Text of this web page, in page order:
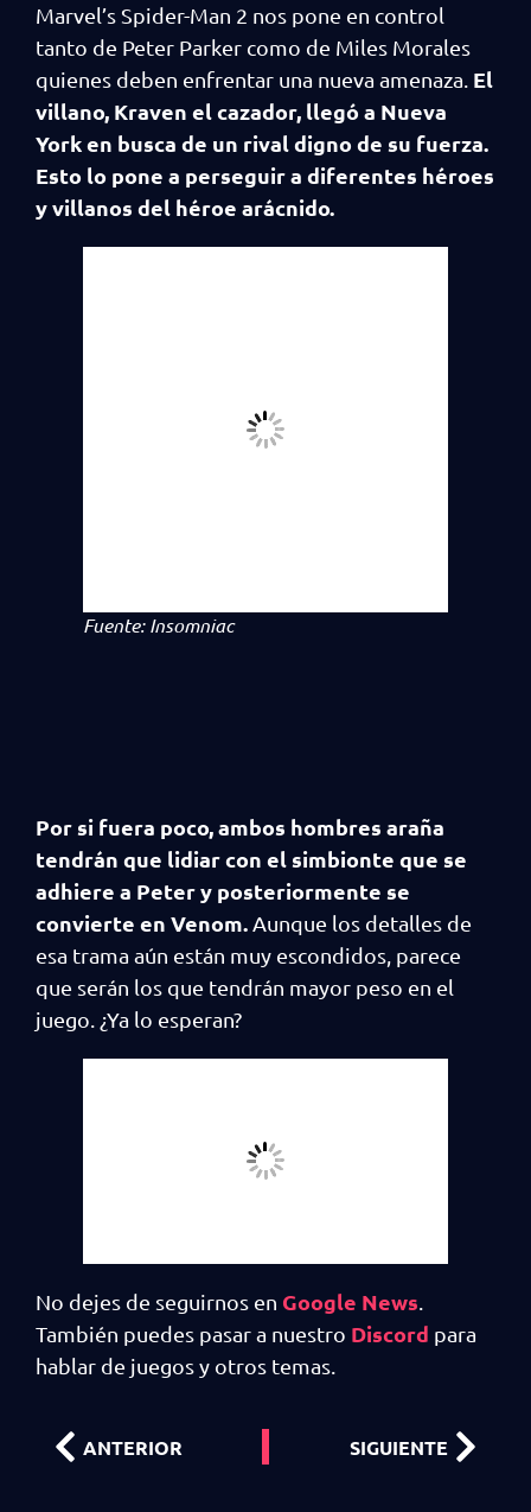
Marvel’s Spider-Man 2 nos pone en control
tanto de Peter Parker como de Miles Morales
quienes deben enfrentar una nueva amenaza. El
villano, Kraven el cazador, llegó a Nueva
York en busca de un rival digno de su fuerza.
Esto lo pone a perseguir a diferentes héroes
y villanos del héroe arácnido.
Fuente: Insomniac
Por si fuera poco, ambos hombres araña
tendrán que lidiar con el simbionte que se
adhiere a Peter y posteriormente se
convierte en Venom. Aunque los detalles de
esa trama aún están muy escondidos, parece
que serán los que tendrán mayor peso en el
juego. ¿Ya lo esperan?
No dejes de seguirnos en Google News
También puedes pasar a nuestro Discord para
hablar de juegos y otros temas.
ANTERIOR SIGUIENTE